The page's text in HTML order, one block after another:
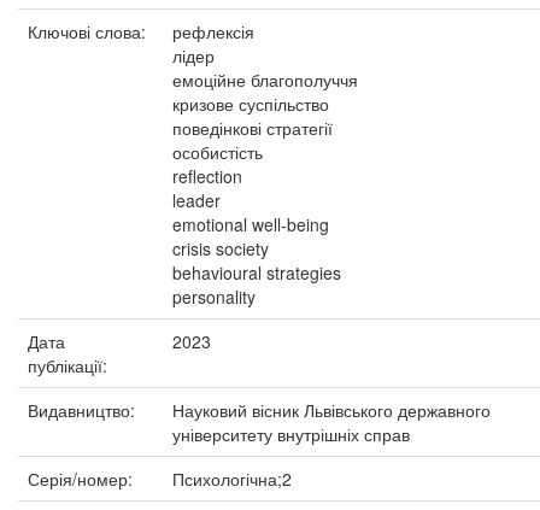
Ключові слова:
рефлексія
лідер
емоційне благополуччя
кризове суспільство
поведінкові стратегії
особистість
reflection
leader
emotional well-being
crisis society
behavioural strategies
personality
Дата
публікації:
2023
Видавництво:
Науковий вісник Львівського державного
університету внутрішніх справ
Серія/номер:
Психологічна;2